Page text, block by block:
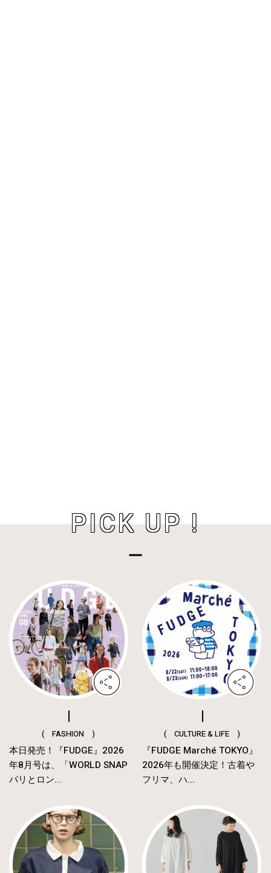
PICK UP !
( FASHION )
本日発売！『FUDGE』2026
年8月号は、「WORLD SNAP
パリとロン...
( CULTURE & LIFE )
『FUDGE Marché TOKYO』
2026年も開催決定！古着や
フリマ、ハ...